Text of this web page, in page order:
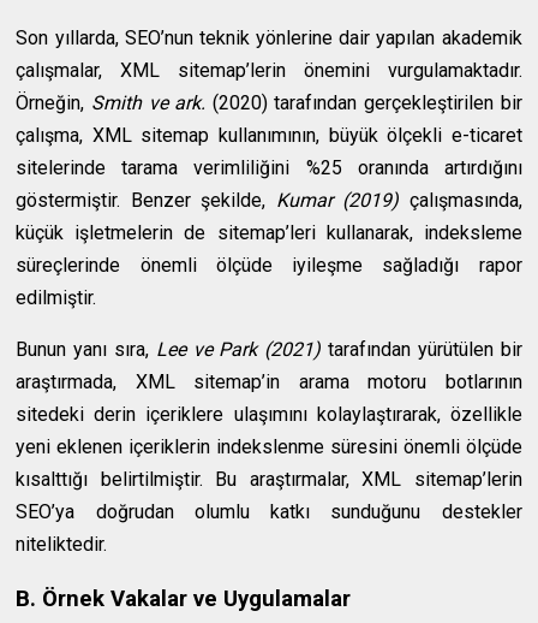
Son yıllarda, SEO’nun teknik yönlerine dair yapılan akademik
çalışmalar, XML sitemap’lerin önemini vurgulamaktadır.
Örneğin, Smith ve ark. (2020) tarafından gerçekleştirilen bir
çalışma, XML sitemap kullanımının, büyük ölçekli e-ticaret
sitelerinde tarama verimliliğini %25 oranında artırdığını
göstermiştir. Benzer şekilde, Kumar (2019) çalışmasında,
küçük işletmelerin de sitemap’leri kullanarak, indeksleme
süreçlerinde önemli ölçüde iyileşme sağladığı rapor
edilmiştir.
Bunun yanı sıra, Lee ve Park (2021) tarafından yürütülen bir
araştırmada, XML sitemap’in arama motoru botlarının
sitedeki derin içeriklere ulaşımını kolaylaştırarak, özellikle
yeni eklenen içeriklerin indekslenme süresini önemli ölçüde
kısalttığı belirtilmiştir. Bu araştırmalar, XML sitemap’lerin
SEO’ya doğrudan olumlu katkı sunduğunu destekler
niteliktedir.
B. Örnek Vakalar ve Uygulamalar